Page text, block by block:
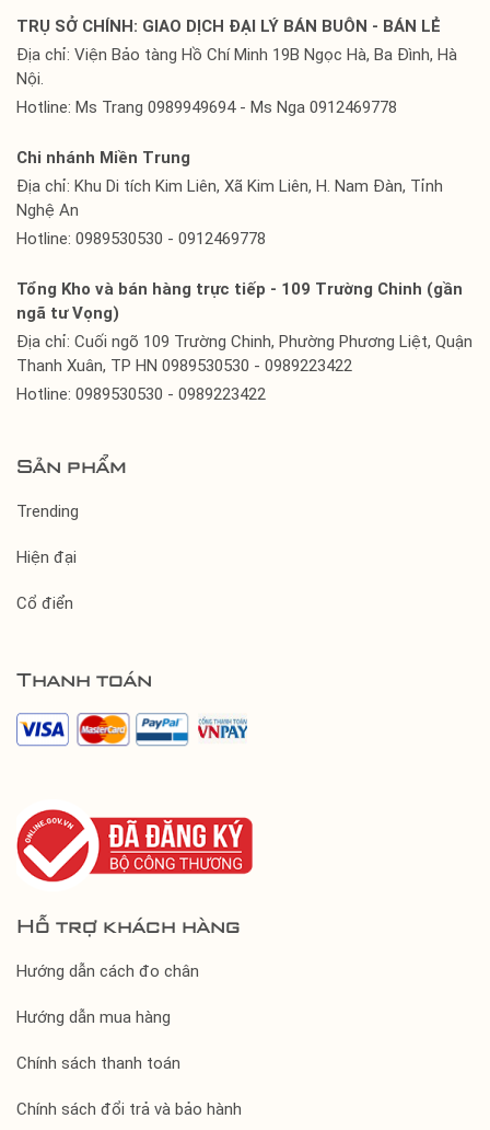
TRỤ SỞ CHÍNH: GIAO DỊCH ĐẠI LÝ BÁN BUÔN - BÁN LẺ
Địa chỉ: Viện Bảo tàng Hồ Chí Minh 19B Ngọc Hà, Ba Đình, Hà
Nội.
Hotline: Ms Trang 0989949694 - Ms Nga 0912469778
Chi nhánh Miền Trung
Địa chỉ: Khu Di tích Kim Liên, Xã Kim Liên, H. Nam Đàn, Tỉnh
Nghệ An
Hotline: 0989530530 - 0912469778
Tổng Kho và bán hàng trực tiếp - 109 Trường Chinh (gần
ngã tư Vọng)
Địa chỉ: Cuối ngõ 109 Trường Chinh, Phường Phương Liệt, Quận
Thanh Xuân, TP HN 0989530530 - 0989223422
Hotline: 0989530530 - 0989223422
Sản phẩm
Trending
Hiện đại
Cổ điển
Thanh toán
Hỗ trợ khách hàng
Hướng dẫn cách đo chân
Hướng dẫn mua hàng
Chính sách thanh toán
Chính sách đổi trả và bảo hành